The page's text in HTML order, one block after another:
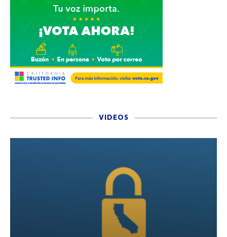
VIDEOS